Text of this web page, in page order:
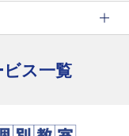
ビス一覧